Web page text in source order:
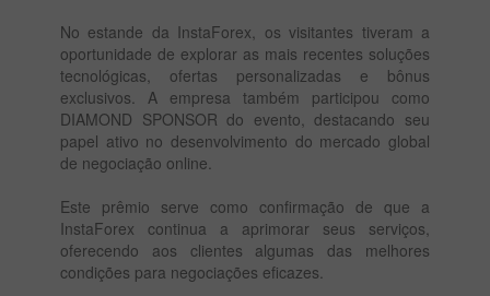
No estande da InstaForex, os visitantes tiveram a
oportunidade de explorar as mais recentes soluções
tecnológicas, ofertas personalizadas e bônus
exclusivos. A empresa também participou como
DIAMOND SPONSOR do evento, destacando seu
papel ativo no desenvolvimento do mercado global
de negociação online.
Este prêmio serve como confirmação de que a
InstaForex continua a aprimorar seus serviços,
oferecendo aos clientes algumas das melhores
condições para negociações eficazes.